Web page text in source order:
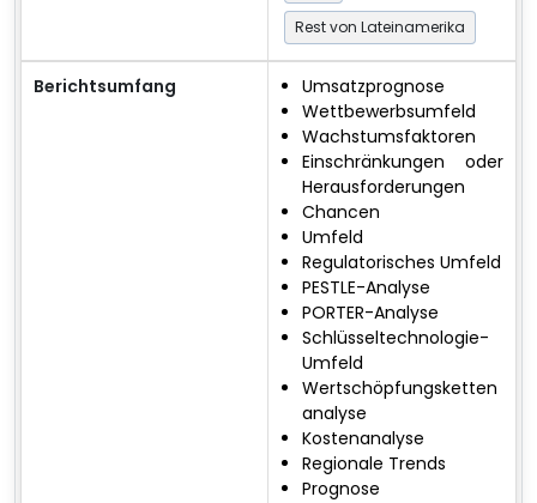
Rest von Lateinamerika
Berichtsumfang
Umsatzprognose
Wettbewerbsumfeld
Wachstumsfaktoren
Einschränkungen oder
Herausforderungen
Chancen
Umfeld
Regulatorisches Umfeld
PESTLE-Analyse
PORTER-Analyse
Schlüsseltechnologie-
Umfeld
Wertschöpfungsketten
analyse
Kostenanalyse
Regionale Trends
Prognose